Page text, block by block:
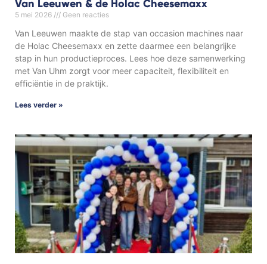
Van Leeuwen & de Holac Cheesemaxx
5 mei 2026 Geen reacties
Van Leeuwen maakte de stap van occasion machines naar
de Holac Cheesemaxx en zette daarmee een belangrijke
stap in hun productieproces. Lees hoe deze samenwerking
met Van Uhm zorgt voor meer capaciteit, flexibiliteit en
efficiëntie in de praktijk.
Lees verder »